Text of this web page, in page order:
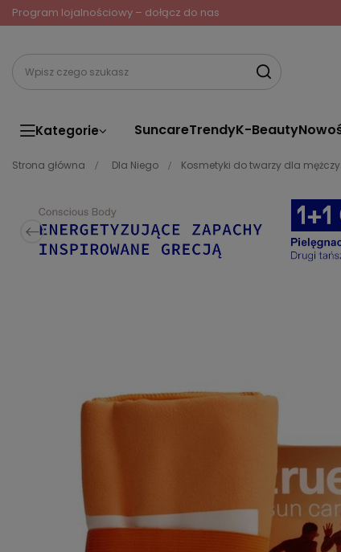
Program lojalnościowy – dołącz do nas
Kategorie SuncareTrendyK-Beauty
Strona główna Dla Niego Kosmetyki do twarzy dla